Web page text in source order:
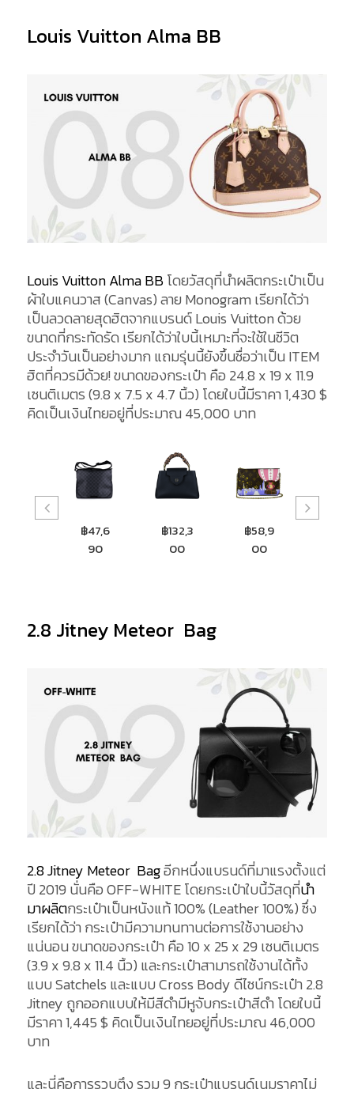
Louis Vuitton Alma BB
Louis Vuitton Alma BBโดยวัสดุที่นำผลิตกระเป๋าเป็น
ผ้าใบแคนวาส (Canvas) ลาย Monogram เรียกได้ว่า
เป็นลวดลายสุดฮิตจากแบรนด์ Louis Vuitton ด้วย
ขนาดที่กระทัดรัด เรียกได้ว่าใบนี้เหมาะที่จะใช้ในชีวิต
ประจำวันเป็นอย่างมาก แถมรุ่นนี้ยังขึ้นชื่อว่าเป็น ITEM
ฮิตที่ควรมีด้วย! ขนาดของกระเป๋า คือ 24.8 x 19 x 11.9
เซนติเมตร (9.8 x 7.5 x 4.7 นิ้ว) โดยใบนี้มีราคา 1,430 $
คิดเป็นเงินไทยอยู่ที่ประมาณ 45,000 บาท
฿132,3
00
฿58,9
00
฿83,6
00
2.8 Jitney Meteor Bag
2.8 Jitney Meteor Bagอีกหนึ่งแบรนด์ที่มาแรงตั้งแต่
ปี 2019 นั่นคือ OFF-WHITE โดยกระเป๋าใบนี้วัสดุที่นำ
มาผลิตกระเป๋าเป็นหนังแท้ 100% (Leather 100%) ซึ่ง
เรียกได้ว่า กระเป๋ามีความทนทานต่อการใช้งานอย่าง
แน่นอน ขนาดของกระเป๋า คือ 10 x 25 x 29 เซนติเมตร
(3.9 x 9.8 x 11.4 นิ้ว) และกระเป๋าสามารถใช้งานได้ทั้ง
แบบ Satchels และแบบ Cross Body ดีไซน์กระเป๋า 2.8
Jitney ถูกออกแบบให้มีสีดำมีหูจับกระเป๋าสีดำ โดยใบนี้
มีราคา 1,445 $ คิดเป็นเงินไทยอยู่ที่ประมาณ 46,000
บาท
และนี่คือการรวบตึง รวม 9 กระเป๋าแบรนด์เนมราคาไม่